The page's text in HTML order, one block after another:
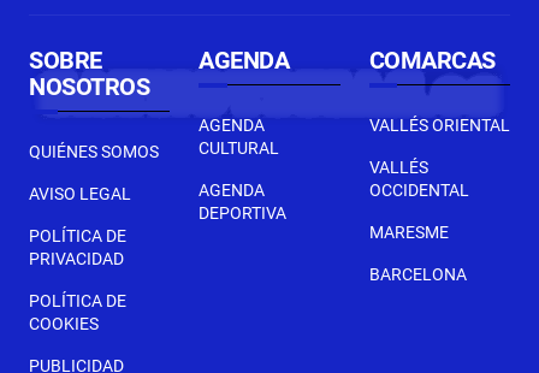
SOBRE
NOSOTROS
QUIÉNES SOMOS
AVISO LEGAL
POLÍTICA DE
PRIVACIDAD
POLÍTICA DE
COOKIES
PUBLICIDAD
AGENDA
AGENDA
CULTURAL
AGENDA
DEPORTIVA
COMARCAS
VALLÉS ORIENTAL
VALLÉS
OCCIDENTAL
MARESME
BARCELONA